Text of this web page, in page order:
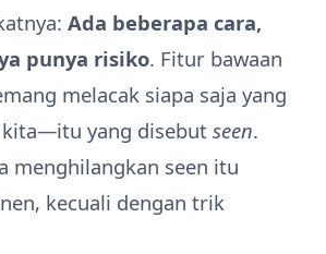
Ada beberapa cara,
punya risiko. Fitur bawaan
melacak siapa saja yang
yang disebut seen.
menghilangkan seen itu
kecuali dengan trik